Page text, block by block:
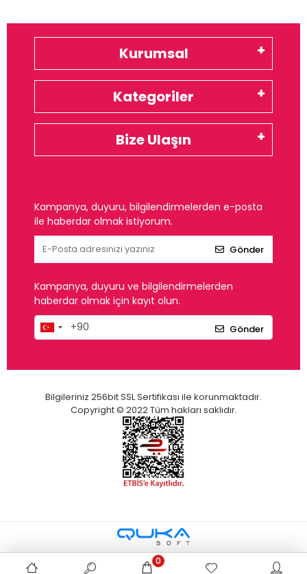
Kurumsal
Kategoriler
Bize Ulaşın
Kampanya, duyuru, bilgilendirmelerden e-posta
ile haberdar olmak istiyorum.
Gönder
Kampanya, duyuru ve bilgilendirmelerden
haberdar olmak için kayıt olun.
Gönder
Bilgileriniz 256bit SSL Sertifikası ile korunmaktadır.
Copyright © 2022 Tüm hakları saklıdır.
0